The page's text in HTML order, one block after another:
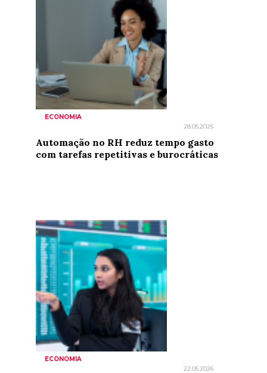
ECONOMIA
28.05.2026
Automação no RH reduz tempo gasto
com tarefas repetitivas e burocráticas
ECONOMIA
22.05.2026